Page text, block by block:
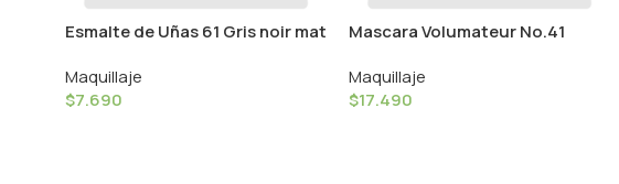
Esmalte de Uñas 61 Gris noir mat
Maquillaje
$7.690
Mascara Volumateur No.41
Caramel
Maquillaje
$17.490